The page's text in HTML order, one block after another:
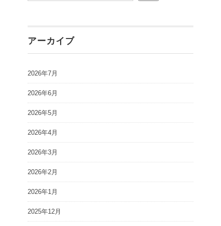
アーカイブ
2026年7月
2026年6月
2026年5月
2026年4月
2026年3月
2026年2月
2026年1月
2025年12月